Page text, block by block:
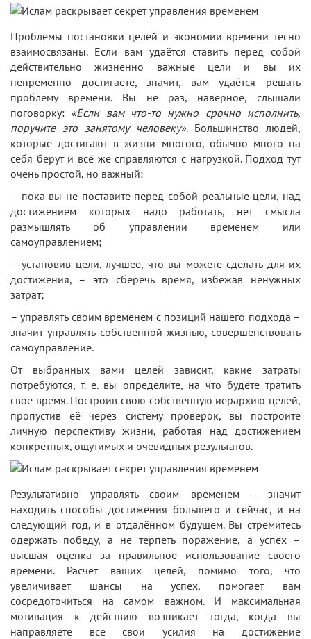
Проблемы постановки целей и экономии времени тесно
взаимосвязаны. Если вам удаётся ставить перед собой
действительно жизненно важные цели и вы их
непременно достигаете, значит, вам удаётся решать
проблему времени. Вы не раз, наверное, слышали
поговорку: «Если вам что-то нужно срочно исполнить,
поручите это занятому человеку». Большинство людей,
которые достигают в жизни многого, обычно много на
себя берут и всё же справляются с нагрузкой. Подход тут
очень простой, но важный:
– пока вы не поставите перед собой реальные цели, над
достижением которых надо работать, нет смысла
размышлять об управлении временем или
самоуправлением;
– установив цели, лучшее, что вы можете сделать для их
достижения, – это сберечь время, избежав ненужных
затрат;
– управлять своим временем с позиций нашего подхода –
значит управлять собственной жизнью, совершенствовать
самоуправление.
От выбранных вами целей зависит, какие затраты
потребуются, т. е. вы определите, на что будете тратить
своё время. Построив свою собственную иерархию целей,
пропустив её через систему проверок, вы построите
личную перспективу жизни, работая над достижением
конкретных, ощутимых и очевидных результатов.
Результативно управлять своим временем – значит
находить способы достижения большего и сейчас, и на
следующий год, и в отдалённом будущем. Вы стремитесь
одержать победу, а не терпеть поражение, а успех –
высшая оценка за правильное использование своего
времени. Расчёт ваших целей, помимо того, что
увеличивает шансы на успех, помогает вам
сосредоточиться на самом важном. И максимальная
мотивация к действию возникает тогда, когда вы
направляете все свои усилия на достижение